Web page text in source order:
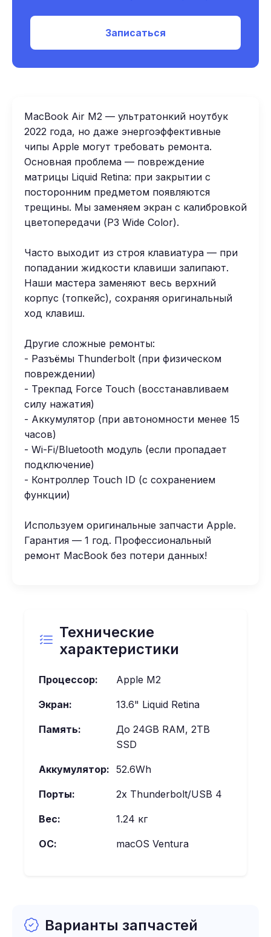
Записаться
MacBook Air M2 — ультратонкий ноутбук
2022 года, но даже энергоэффективные
чипы Apple могут требовать ремонта.
Основная проблема — повреждение
матрицы Liquid Retina: при закрытии с
посторонним предметом появляются
трещины. Мы заменяем экран с калибровкой
цветопередачи (P3 Wide Color).
Часто выходит из строя клавиатура — при
попадании жидкости клавиши залипают.
Наши мастера заменяют весь верхний
корпус (топкейс), сохраняя оригинальный
ход клавиш.
Другие сложные ремонты:
- Разъёмы Thunderbolt (при физическом
повреждении)
- Трекпад Force Touch (восстанавливаем
силу нажатия)
- Аккумулятор (при автономности менее 15
часов)
- Wi-Fi/Bluetooth модуль (если пропадает
подключение)
- Контроллер Touch ID (с сохранением
функции)
Используем оригинальные запчасти Apple.
Гарантия — 1 год. Профессиональный
ремонт MacBook без потери данных!
Технические
характеристики
Процессор: Apple M2
Экран: 13.6" Liquid Retina
Память:
До 24GB RAM, 2TB
SSD
Аккумулятор: 52.6Wh
Порты: 2x Thunderbolt/USB 4
Вес: 1.24 кг
ОС: macOS Ventura
Варианты запчастей